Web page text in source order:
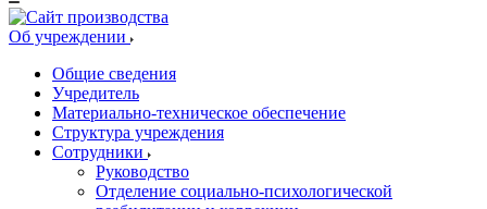
Об учреждении
Общие сведения
Учредитель
Материально-техническое обеспечение
Структура учреждения
Сотрудники
Руководство
Отделение социально-психологической